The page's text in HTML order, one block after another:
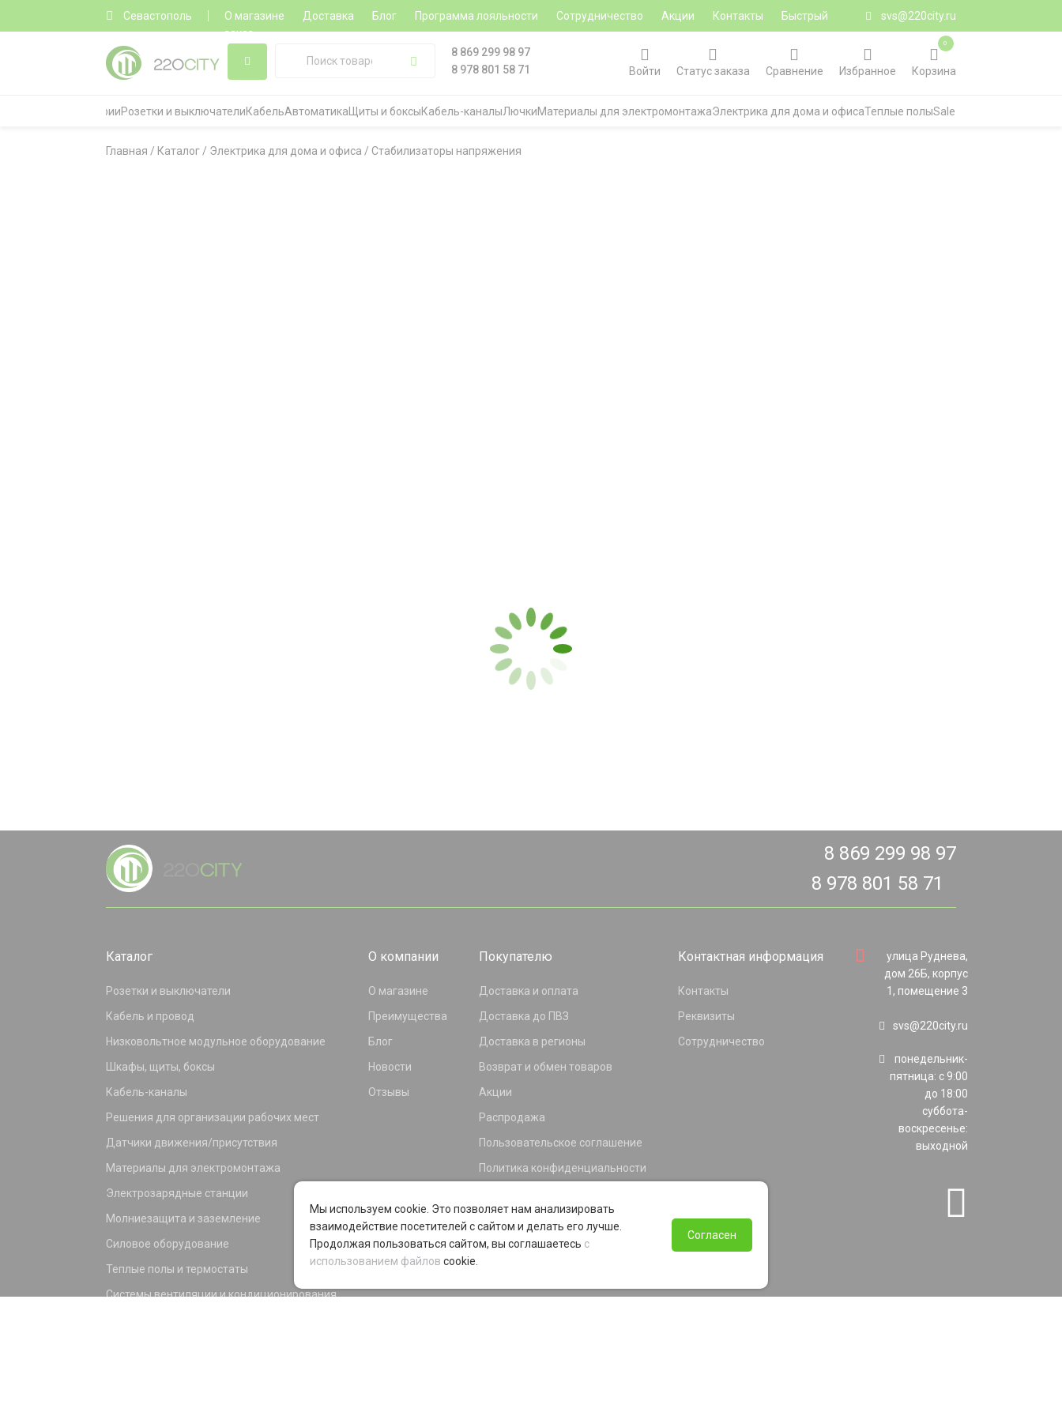
Севастополь О магазине Доставка Блог Программа лояльности Сотрудничество Акции Контакты
Быстрый
заказ
svs@220city.ru
8 869 299 98 97
8 978 801 58 71
Войти Статус заказа Сравнение Избранное Корзина
0
Все категорииРозетки и выключателиКабельАвтоматика Щиты и боксыКабель-каналыЛючкиМатериалы для электромонтажаЭлектрика для дома и офисаТеплые полыSale
Главная / Каталог / Электрика для дома и офиса / Стабилизаторы напряжения
8 869 299 98 97
8 978 801 58 71
Каталог
Розетки и выключатели
Кабель и провод
Низковольтное модульное оборудование
Шкафы, щиты, боксы
Кабель-каналы
Решения для организации рабочих мест
Датчики движения/присутствия
Материалы для электромонтажа
Электрозарядные станции
Молниезащита и заземление
Силовое оборудование
Теплые полы и термостаты
Системы вентиляции и кондиционирования
О компании
О магазине
Преимущества
Блог
Новости
Отзывы
Покупателю
Доставка и оплата
Доставка до ПВЗ
Доставка в регионы
Возврат и обмен товаров
Акции
Распродажа
Пользовательское соглашение
Политика конфиденциальности
Программа лояльности
Контактная информация
Контакты
Реквизиты
Сотрудничество
улица Руднева,
дом 26Б, корпус
1, помещение 3
svs@220city.ru
понедельник-
пятница: с 9:00
до 18:00
суббота-
воскресенье:
выходной
Мы используем cookie. Это позволяет нам анализировать
взаимодействие посетителей с сайтом и делать его лучше.
Продолжая пользоваться сайтом, вы соглашаетесь с
использованием файлов cookie.
Согласен